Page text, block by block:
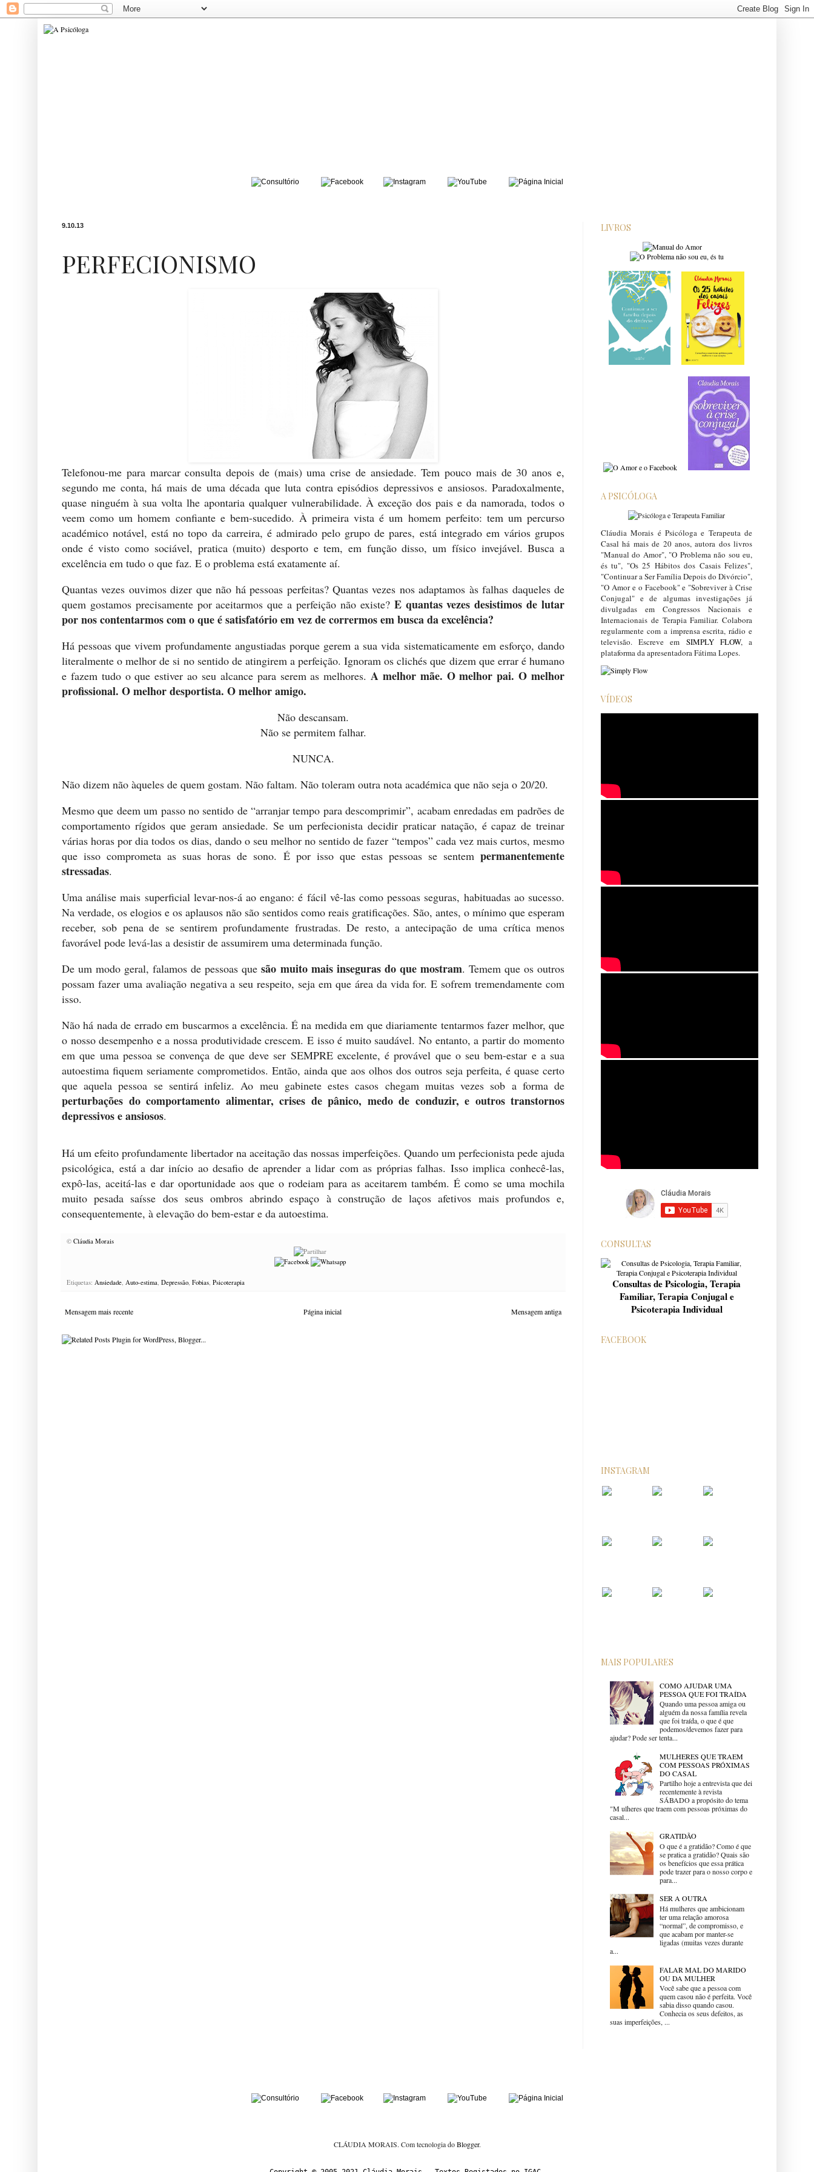
9.10.13
PERFECIONISMO
Telefonou-me para marcar consulta depois de (mais) uma crise de ansiedade. Tem pouco mais de 30 anos e,
segundo me conta, há mais de uma década que luta contra episódios depressivos e ansiosos. Paradoxalmente,
quase ninguém à sua volta lhe apontaria qualquer vulnerabilidade. À exceção dos pais e da namorada, todos o
veem como um homem confiante e bem-sucedido. À primeira vista é um homem perfeito: tem um percurso
académico notável, está no topo da carreira, é admirado pelo grupo de pares, está integrado em vários grupos
onde é visto como sociável, pratica (muito) desporto e tem, em função disso, um físico invejável. Busca a
excelência em tudo o que faz. E o problema está exatamente aí.
Quantas vezes ouvimos dizer que não há pessoas perfeitas? Quantas vezes nos adaptamos às falhas daqueles de
quem gostamos precisamente por aceitarmos que a perfeição não existe? E quantas vezes desistimos de lutar
por nos contentarmos com o que é satisfatório em vez de corrermos em busca da excelência?
Há pessoas que vivem profundamente angustiadas porque gerem a sua vida sistematicamente em esforço, dando
literalmente o melhor de si no sentido de atingirem a perfeição. Ignoram os clichés que dizem que errar é humano
e fazem tudo o que estiver ao seu alcance para serem as melhores.A melhor mãe. O melhor pai. O melhor
profissional. O melhor desportista. O melhor amigo.
Não descansam.
Não se permitem falhar.
NUNCA.
Não dizem não àqueles de quem gostam. Não faltam. Não toleram outra nota académica que não seja o 20/20.
Mesmo que deem um passo no sentido de “arranjar tempo para descomprimir”, acabam enredadas em padrões de
comportamento rígidos que geram ansiedade. Se um perfecionista decidir praticar natação, é capaz de treinar
várias horas por dia todos os dias, dando o seu melhor no sentido de fazer “tempos” cada vez mais curtos, mesmo
que isso comprometa as suas horas de sono. É por isso que estas pessoas se sentem permanentemente
stressadas.
Uma análise mais superficial levar-nos-á ao engano: é fácil vê-las como pessoas seguras, habituadas ao sucesso.
Na verdade, os elogios e os aplausos não são sentidos como reais gratificações. São, antes, o mínimo que esperam
receber, sob pena de se sentirem profundamente frustradas. De resto, a antecipação de uma crítica menos
favorável pode levá-las a desistir de assumirem uma determinada função.
De um modo geral, falamos de pessoas quesão muito mais inseguras do que mostram. Temem que os outros
possam fazer uma avaliação negativa a seu respeito, seja em que área da vida for. E sofrem tremendamente com
isso.
Não há nada de errado em buscarmos a excelência. É na medida em que diariamente tentarmos fazer melhor, que
o nosso desempenho e a nossa produtividade crescem. E isso é muito saudável. No entanto, a partir do momento
em que uma pessoa se convença de que deve ser SEMPRE excelente, é provável que o seu bem-estar e a sua
autoestima fiquem seriamente comprometidos. Então, ainda que aos olhos dos outros seja perfeita, é quase certo
que aquela pessoa se sentirá infeliz. Ao meu gabinete estes casos chegam muitas vezes sob a forma de
perturbações do comportamento alimentar, crises de pânico, medo de conduzir, e outros transtornos
depressivos e ansiosos.
Há um efeito profundamente libertador na aceitação das nossas imperfeições. Quando um perfecionista pede ajuda
psicológica, está a dar início ao desafio de aprender a lidar com as próprias falhas. Isso implica conhecê-las,
expô-las, aceitá-las e dar oportunidade aos que o rodeiam para as aceitarem também. É como se uma mochila
muito pesada saísse dos seus ombros abrindo espaço à construção de laços afetivos mais profundos e,
consequentemente, à elevação do bem-estar e da autoestima.
© Cláudia Morais
Etiquetas: Ansiedade, Auto-estima, Depressão, Fobias, Psicoterapia
Mensagem mais recente Mensagem antiga
Página inicial
LIVROS
A PSICÓLOGA
Cláudia Morais é Psicóloga e Terapeuta de
Casal há mais de 20 anos, autora dos livros
"Manual do Amor", "O Problema não sou eu,
és tu", "Os 25 Hábitos dos Casais Felizes",
"Continuar a Ser Família Depois do Divórcio",
"O Amor e o Facebook" e "Sobreviver à Crise
Conjugal" e de algumas investigações já
divulgadas em Congressos Nacionais e
Internacionais de Terapia Familiar. Colabora
regularmente com a imprensa escrita, rádio e
televisão. Escreve em SIMPLY FLOW, a
plataforma da apresentadora Fátima Lopes.
VÍDEOS
CONSULTAS
Consultas de Psicologia, Terapia
Familiar, Terapia Conjugal e
Psicoterapia Individual
FACEBOOK
INSTAGRAM
MAIS POPULARES
COMO AJUDAR UMA
PESSOA QUE FOI TRAÍDA
Quando uma pessoa amiga ou
alguém da nossa família revela
que foi traída, o que é que
podemos/devemos fazer para
ajudar? Pode ser tenta...
MULHERES QUE TRAEM
COM PESSOAS PRÓXIMAS
DO CASAL
Partilho hoje a entrevista que dei
recentemente à revista
SÁBADO a propósito do tema
"M ulheres que traem com pessoas próximas do
casal...
GRATIDÃO
O que é a gratidão? Como é que
se pratica a gratidão? Quais são
os benefícios que essa prática
pode trazer para o nosso corpo e
para...
SER A OUTRA
Há mulheres que ambicionam
ter uma relação amorosa
“normal”, de compromisso, e
que acabam por manter-se
ligadas (muitas vezes durante
a...
FALAR MAL DO MARIDO
OU DA MULHER
Você sabe que a pessoa com
quem casou não é perfeita. Você
sabia disso quando casou.
Conhecia os seus defeitos, as
suas imperfeições, ...
CLÁUDIA MORAIS. Com tecnologia doBlogger.